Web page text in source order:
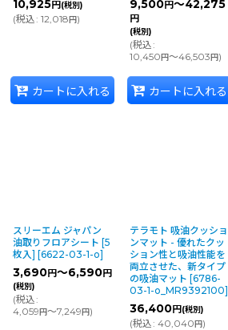
10,925円 (税別)
(税込: 12,018円)
カートに入れる
9,500円～42,275
円
(税別)
(税込:
10,450円～46,503円)
カートに入れる
スリーエム ジャパン
油取りフロアシート [5
枚入] [6622-03-1-o]
3,690円～6,590円
(税別)
(税込:
4,059円～7,249円)
テラモト 吸油クッショ
ンマット - 優れたクッ
ション性と吸油性能を
両立させた、新タイプ
の吸油マット [6786-
03-1-o_MR9392100]
36,400円 (税別)
(税込: 40,040円)